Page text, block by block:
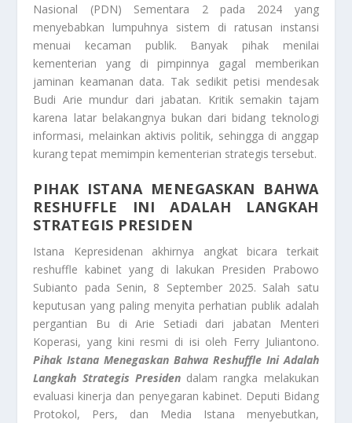
Nasional (PDN) Sementara 2 pada 2024 yang
menyebabkan lumpuhnya sistem di ratusan instansi
menuai kecaman publik. Banyak pihak menilai
kementerian yang di pimpinnya gagal memberikan
jaminan keamanan data. Tak sedikit petisi mendesak
Budi Arie mundur dari jabatan. Kritik semakin tajam
karena latar belakangnya bukan dari bidang teknologi
informasi, melainkan aktivis politik, sehingga di anggap
kurang tepat memimpin kementerian strategis tersebut.
PIHAK ISTANA MENEGASKAN BAHWA
RESHUFFLE INI ADALAH LANGKAH
STRATEGIS PRESIDEN
Istana Kepresidenan akhirnya angkat bicara terkait
reshuffle kabinet yang di lakukan Presiden Prabowo
Subianto pada Senin, 8 September 2025. Salah satu
keputusan yang paling menyita perhatian publik adalah
pergantian Bu di Arie Setiadi dari jabatan Menteri
Koperasi, yang kini resmi di isi oleh Ferry Juliantono.
Pihak Istana Menegaskan Bahwa Reshuffle Ini Adalah
Langkah Strategis Presidendalam rangka melakukan
evaluasi kinerja dan penyegaran kabinet. Deputi Bidang
Protokol, Pers, dan Media Istana menyebutkan,